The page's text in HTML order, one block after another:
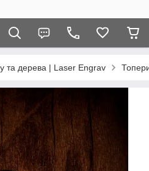
та дерева | Laser Engrav